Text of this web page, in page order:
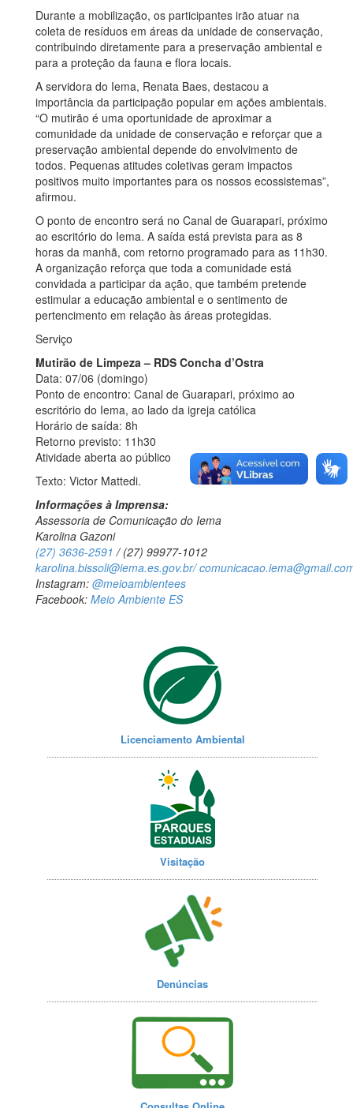
Durante a mobilização, os participantes irão atuar na
coleta de resíduos em áreas da unidade de conservação,
contribuindo diretamente para a preservação ambiental e
para a proteção da fauna e flora locais.
A servidora do Iema, Renata Baes, destacou a
importância da participação popular em ações ambientais.
“O mutirão é uma oportunidade de aproximar a
comunidade da unidade de conservação e reforçar que a
preservação ambiental depende do envolvimento de
todos. Pequenas atitudes coletivas geram impactos
positivos muito importantes para os nossos ecossistemas”,
afirmou.
O ponto de encontro será no Canal de Guarapari, próximo
ao escritório do Iema. A saída está prevista para as 8
horas da manhã, com retorno programado para as 11h30.
A organização reforça que toda a comunidade está
convidada a participar da ação, que também pretende
estimular a educação ambiental e o sentimento de
pertencimento em relação às áreas protegidas.
Serviço
Mutirão de Limpeza – RDS Concha d’Ostra
Data: 07/06 (domingo)
Ponto de encontro: Canal de Guarapari, próximo ao
escritório do Iema, ao lado da igreja católica
Horário de saída: 8h
Retorno previsto: 11h30
Atividade aberta ao público
Texto: Victor Mattedi.
Informações à Imprensa:
Assessoria de Comunicação do Iema
Karolina Gazoni
(27) 3636-2591 / (27) 99977-1012
karolina.bissoli@iema.es.gov.br/
Instagram: @meioambientees
Facebook: Meio Ambiente ES
Licenciamento Ambiental
Visitação
Denúncias